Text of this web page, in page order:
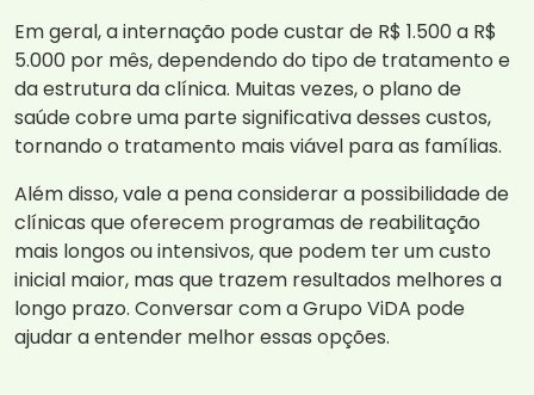
Em geral, a internação pode custar de R$ 1.500 a R$
5.000 por mês, dependendo do tipo de tratamento e
da estrutura da clínica. Muitas vezes, o plano de
saúde cobre uma parte significativa desses custos,
tornando o tratamento mais viável para as famílias.
Além disso, vale a pena considerar a possibilidade de
clínicas que oferecem programas de reabilitação
mais longos ou intensivos, que podem ter um custo
inicial maior, mas que trazem resultados melhores a
longo prazo. Conversar com a Grupo ViDA pode
ajudar a entender melhor essas opções.